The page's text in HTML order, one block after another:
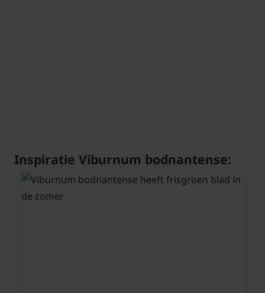
Inspiratie Viburnum bodnantense: